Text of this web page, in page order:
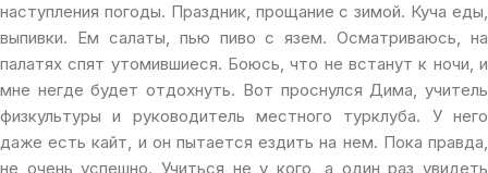
наступления погоды. Праздник, прощание с зимой. Куча еды,
выпивки. Ем салаты, пью пиво с язем. Осматриваюсь, на
палатях спят утомившиеся. Боюсь, что не встанут к ночи, и
мне негде будет отдохнуть. Вот проснулся Дима, учитель
физкультуры и руководитель местного турклуба. У него
даже есть кайт, и он пытается ездить на нем. Пока правда,
не очень успешно. Учиться не у кого, а один раз увидеть